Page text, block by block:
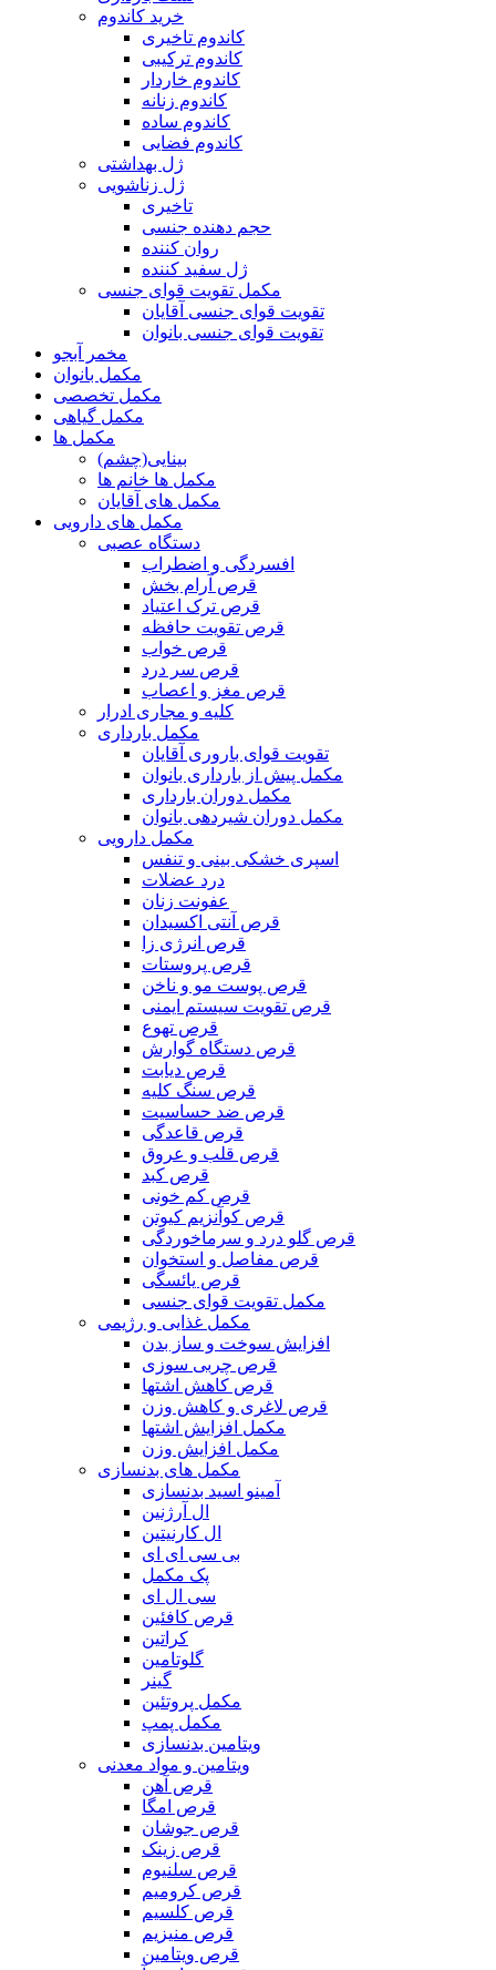
خرید کاندوم
کاندوم تاخیری
کاندوم ترکیبی
کاندوم خاردار
کاندوم زنانه
کاندوم ساده
کاندوم فضایی
ژل بهداشتی
ژل زناشویی
تاخیری
حجم دهنده جنسی
روان کننده
ژل سفید کننده
مکمل تقویت قوای جنسی
تقویت قوای جنسی آقایان
تقویت قوای جنسی بانوان
مخمر آبجو
مکمل بانوان
مکمل تخصصی
مکمل گیاهی
مکمل ها
بینایی(چشم)
مکمل ها خانم ها
مکمل های آقایان
مکمل های دارویی
دستگاه عصبی
افسردگی و اضطراب
قرص آرام بخش
قرص ترک اعتیاد
قرص تقویت حافظه
قرص خواب
قرص سر درد
قرص مغز و اعصاب
کلیه و مجاری ادرار
مکمل بارداری
تقویت قوای باروری آقایان
مکمل پیش از بارداری بانوان
مکمل دوران بارداری
مکمل دوران شیردهی بانوان
مکمل دارویی
اسپری خشکی بینی و تنفس
درد عضلات
عفونت زنان
قرص آنتی اکسیدان
قرص انرژی زا
قرص پروستات
قرص پوست مو و ناخن
قرص تقویت سیستم ایمنی
قرص تهوع
قرص دستگاه گوارش
قرص دیابت
قرص سنگ کلیه
قرص ضد حساسیت
قرص قاعدگی
قرص قلب و عروق
قرص کبد
قرص کم خونی
قرص کوآنزیم کیوتن
قرص گلو درد و سرماخوردگی
قرص مفاصل و استخوان
قرص یائسگی
مکمل تقویت قوای جنسی
مکمل غذایی و رژیمی
افزایش سوخت و ساز بدن
قرص چربی سوزی
قرص کاهش اشتها
قرص لاغری و کاهش وزن
مکمل افزایش اشتها
مکمل افزایش وزن
مکمل های بدنسازی
آمینو اسید بدنسازی
ال آرژنین
ال کارنیتین
بی سی ای ای
پک مکمل
سی ال ای
قرص کافئین
کراتین
گلوتامین
گینر
مکمل پروتئین
مکمل پمپ
ویتامین بدنسازی
ویتامین و مواد معدنی
قرص آهن
قرص امگا
قرص جوشان
قرص زینک
قرص سلنیوم
قرص کرومیم
قرص کلسیم
قرص منیزیم
قرص ویتامین